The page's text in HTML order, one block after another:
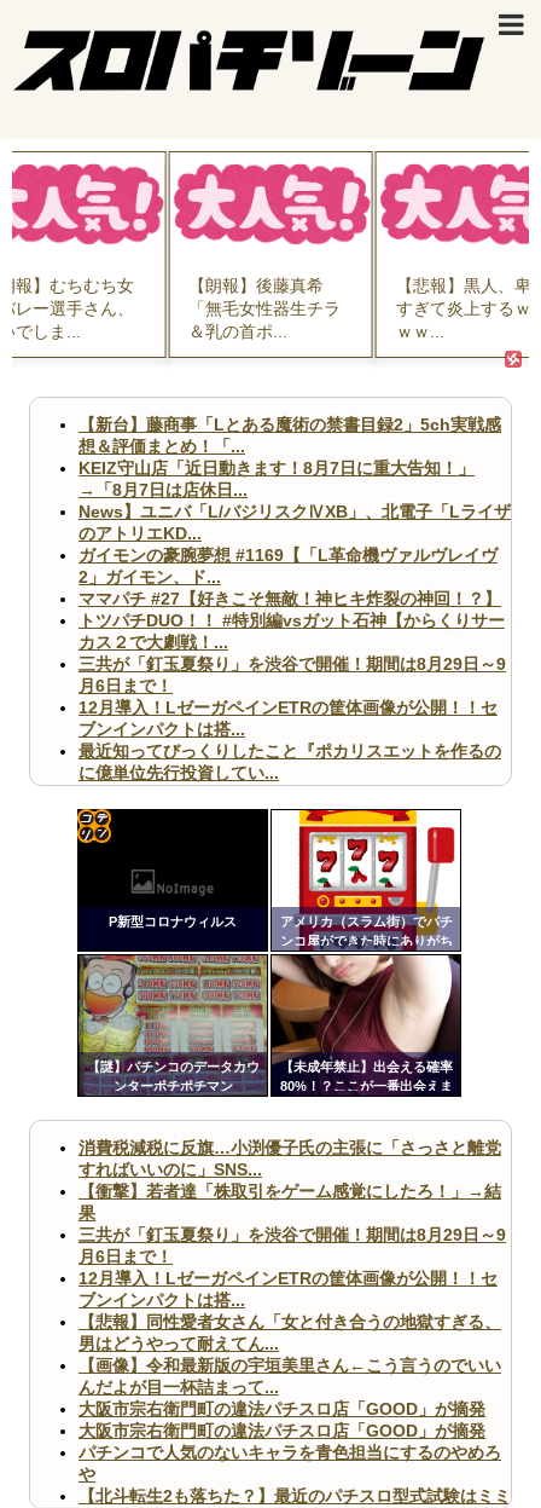
むち女
さん、
【朗報】後藤真希
「無毛女性器生チラ
＆乳の首ポ...
【悲報】黒人、卑怯
すぎて炎上するｗｗ
【新台】藤商事「Lとある魔術の禁書目録2」5ch実戦感
想＆評価まとめ！「...
KEIZ守山店「近日動きます！8月7日に重大告知！」
→「8月7日は店休日...
News】ユニバ「L/バジリスクⅣXB」、北電子「Lライザ
のアトリエKD...
ガイモンの豪腕夢想 #1169【「L革命機ヴァルヴレイヴ
2」ガイモン、ド...
ママパチ #27【好きこそ無敵！神ヒキ炸裂の神回！？】
トツパチDUO！！ #特別編vsガット石神【からくりサー
カス２で大劇戦！...
三共が「釘玉夏祭り」を渋谷で開催！期間は8月29日～9
月6日まで！
12月導入！LゼーガペインETRの筐体画像が公開！！セ
ブンインパクトは搭...
最近知ってびっくりしたこと『ポカリスエットを作るの
に億単位先行投資してい...
ますｗ」←これどうす...
【閲覧注意】俺が近くにいると機械が壊れるんだけどさ
【画像】ペプシコーラ社、「こういうのでいいんだよ」
な新商品を発売
Powered by livedoor 相互RSS
P新型コロナウィルス
アメリカ（スラム街）でパチ
ンコ屋ができた時にありがち
な事ｗｗｗｗｗｗｗｗｗｗｗ
ｗｗｗｗｗｗｗ
【謎】パチンコのデータカウ
ンターポチポチマン
【未成年禁止】出会える確率
80%！？ここが一番出会えま
定リ
ンク
自動
更新
ツー
消費税減税に反旗…小渕優子氏の主張に「さっさと離党
すればいいのに」SNS...
【衝撃】若者達「株取引をゲーム感覚にしたろ！」→結
果
三共が「釘玉夏祭り」を渋谷で開催！期間は8月29日～9
月6日まで！
12月導入！LゼーガペインETRの筐体画像が公開！！セ
ブンインパクトは搭...
【悲報】同性愛者女さん「女と付き合うの地獄すぎる、
男はどうやって耐えてん...
【画像】令和最新版の宇垣美里さん←こう言うのでいい
んだよが目一杯詰まって...
大阪市宗右衛門町の違法パチスロ店「GOOD」が摘発
大阪市宗右衛門町の違法パチスロ店「GOOD」が摘発
パチンコで人気のないキャラを青色担当にするのやめろ
や
【北斗転生2も落ちた？】最近のパチスロ型式試験はミミ